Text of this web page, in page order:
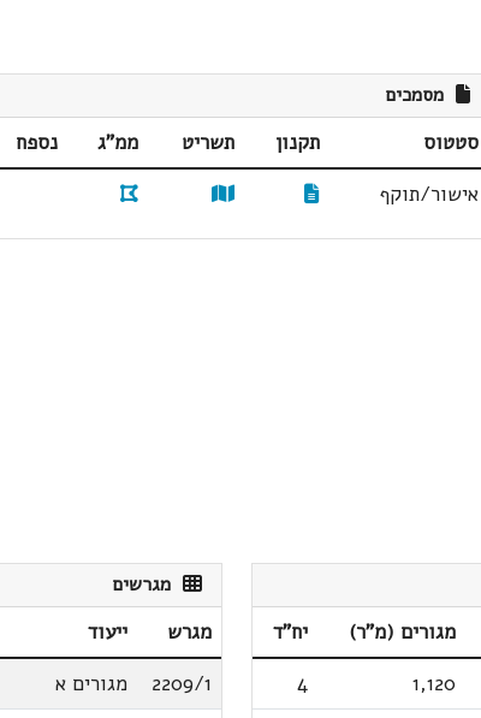
מסמכים
סטטוס תקנון תשריט ממ"ג
נספח
אישור/תוקף
מגורים (מ"ר)
יח"ד
1,120
4
מגרשים
מגרש ייעוד
2209/1
מגורים א